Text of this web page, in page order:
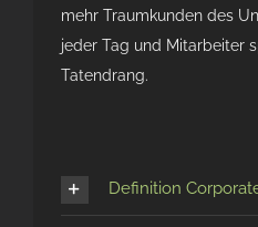
mehr Traumkunden des
jeder Tag und Mitarbeiter
Tatendrang.
Definition